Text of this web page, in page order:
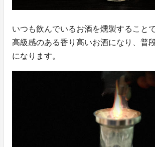
いつも飲んでいるお酒を燻製することで
高級感のある香り高いお酒になり、普
になります。